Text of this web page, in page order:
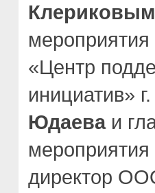
Клериковым
«Центр
инициатив»
Юдаеваи
директор